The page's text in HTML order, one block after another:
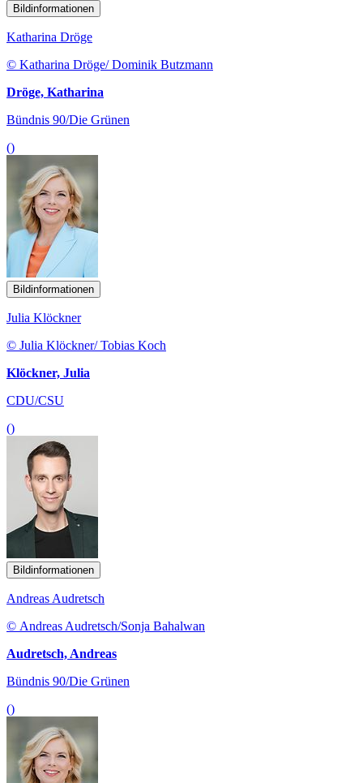
Bildinformationen
Katharina Dröge
© Katharina Dröge/ Dominik Butzmann
Dröge, Katharina
Bündnis 90/Die Grünen
()
Bildinformationen
Julia Klöckner
© Julia Klöckner/ Tobias Koch
Klöckner, Julia
CDU/CSU
()
Bildinformationen
Andreas Audretsch
© Andreas Audretsch/Sonja Bahalwan
Audretsch, Andreas
Bündnis 90/Die Grünen
()